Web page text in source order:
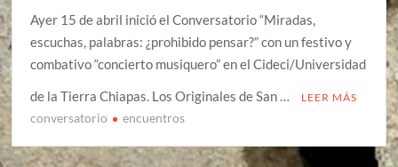
Ayer 15 de abril inició el Conversatorio “Miradas,
escuchas, palabras: ¿prohibido pensar?” con un festivo y
combativo “concierto musiquero” en el Cideci/Universidad
de la Tierra Chiapas. Los Originales de San …
LEER MÁS
conversatorio encuentros